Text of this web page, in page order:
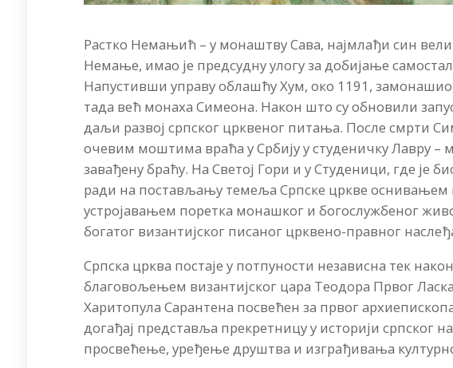
Растко Немањић – у монаштву Сава, најмлађи син
Немање, имао је предсудну улогу за добијање
Напустивши управу облашћу Хум, око 1191, замонашио
тада већ монаха Симеона. Након што су обновили
даљи развој српског црквеног питања. После смрти
очевим моштима враћа у Србију у студеничку Лавру –
завађену браћу. На Светој Гори и у Студеници, где је
ради на постављању темеља Српске цркве
устројавањем поретка монашког и богослужбеног
богатог византијског писаног црквено-правног
Српска црква постаје у потпуности независна тек
благовољењем византијског цара Теодора Првог
Харитопула Сарантена посвећен за првог
догађај представља прекретницу у историји српског
просвећење, уређење друштва и изграђивања